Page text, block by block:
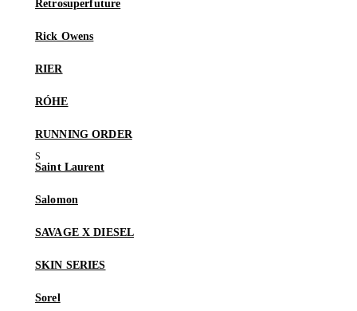
Retrosuperfuture
Rick Owens
RIER
RÓHE
RUNNING ORDER
Saint Laurent
Salomon
SAVAGE X DIESEL
SKIN SERIES
Sorel